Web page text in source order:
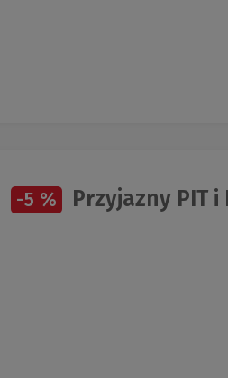
-5 % Przyjazny PIT